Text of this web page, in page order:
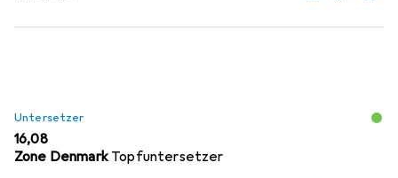
Untersetzer
EUR
16,08
Zone Denmark Topfuntersetzer